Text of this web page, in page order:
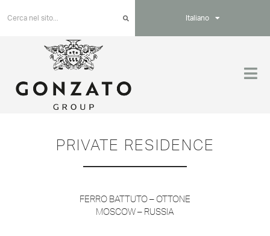
Italiano
PRIVATE RESIDENCE
FERRO BATTUTO – OTTONE
MOSCOW – RUSSIA